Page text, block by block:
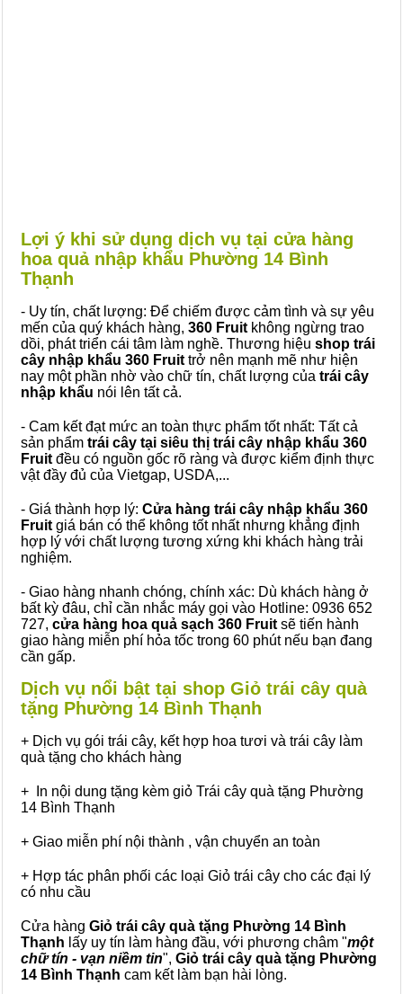
Lợi ý khi sử dụng dịch vụ tại cửa hàng
hoa quả nhập khẩu Phường 14 Bình
Thạnh
- Uy tín, chất lượng: Để chiếm được cảm tình và sự yêu
mến của quý khách hàng, 360 Fruit không ngừng trao
dồi, phát triển cái tâm làm nghề. Thương hiệu shop trái
cây nhập khẩu 360 Fruit trở nên mạnh mẽ như hiện
nay một phần nhờ vào chữ tín, chất lượng của trái cây
nhập khẩu nói lên tất cả.
- Cam kết đạt mức an toàn thực phẩm tốt nhất: Tất cả
sản phẩm trái cây tại siêu thị trái cây nhập khẩu 360
Fruit đều có nguồn gốc rõ ràng và được kiểm định thực
vật đầy đủ của Vietgap, USDA,...
- Giá thành hợp lý: Cửa hàng trái cây nhập khẩu 360
Fruit giá bán có thể không tốt nhất nhưng khẳng định
hợp lý với chất lượng tương xứng khi khách hàng trải
nghiệm.
- Giao hàng nhanh chóng, chính xác: Dù khách hàng ở
bất kỳ đâu, chỉ cần nhắc máy gọi vào Hotline: 0936 652
727, cửa hàng hoa quả sạch 360 Fruit sẽ tiến hành
giao hàng miễn phí hỏa tốc trong 60 phút nếu bạn đang
cần gấp.
Dịch vụ nổi bật tại shop Giỏ trái cây quà
tặng Phường 14 Bình Thạnh
+ Dịch vụ gói trái cây, kết hợp hoa tươi và trái cây làm
quà tặng cho khách hàng
+ In nội dung tặng kèm giỏ Trái cây quà tặng Phường
14 Bình Thạnh
+ Giao miễn phí nội thành , vận chuyển an toàn
+ Hợp tác phân phối các loại Giỏ trái cây cho các đại lý
có nhu cầu
Cửa hàng Giỏ trái cây quà tặng Phường 14 Bình
Thạnh lấy uy tín làm hàng đầu, với phương châm "một
chữ tín - vạn niềm tin", Giỏ trái cây quà tặng Phường
14 Bình Thạnh cam kết làm bạn hài lòng.